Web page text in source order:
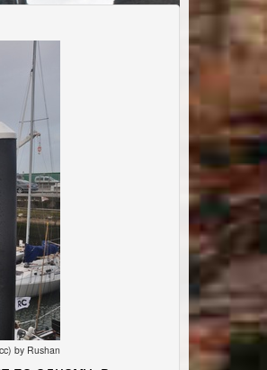
by Rushan